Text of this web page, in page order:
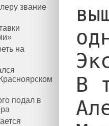
звание
на
подал в
В